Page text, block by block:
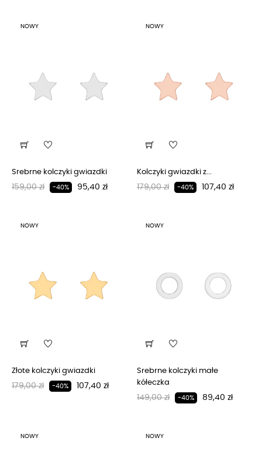
NOWY
Srebrne kolczyki gwiazdki
Regularna cena
159,00 zł -40% Cena
95,40 zł
NOWY
Kolczyki gwiazdki z...
Regularna cena
179,00 zł -40% Cena
107,40 zł
NOWY
Złote kolczyki gwiazdki
Regularna cena
179,00 zł -40% Cena
107,40 zł
NOWY
Srebrne kolczyki małe
kółeczka
Regularna cena
149,00 zł -40% Cena
89,40 zł
NOWY NOWY